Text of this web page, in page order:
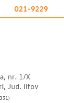
021-9229
nr. 1/X
Jud. Ilfov